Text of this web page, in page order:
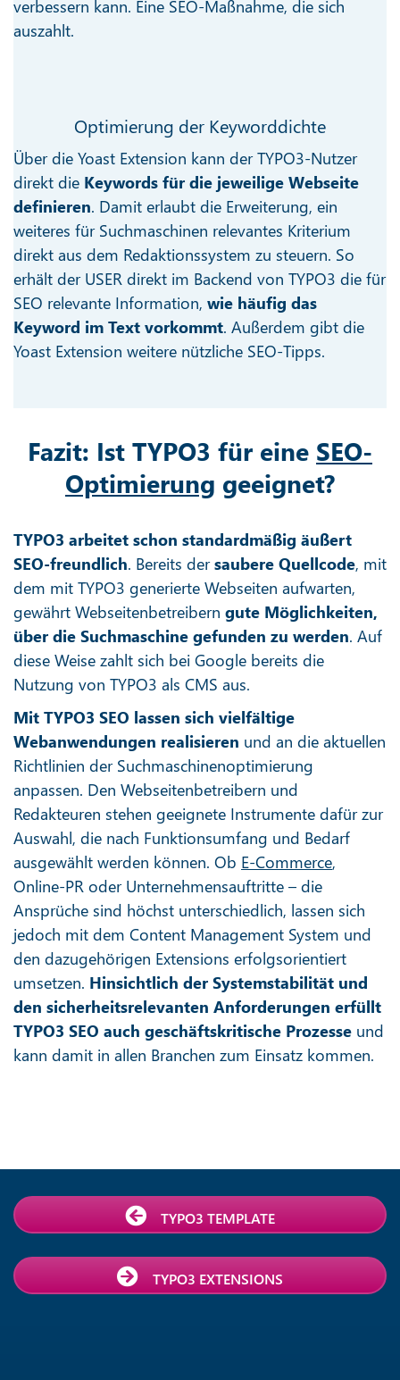
verbessern kann. Eine SEO-Maßnahme, die sich
auszahlt.
Optimierung der Keyworddichte
Über die Yoast Extension kann der TYPO3-Nutzer
direkt die Keywords für die jeweilige Webseite
definieren. Damit erlaubt die Erweiterung, ein
weiteres für Suchmaschinen relevantes Kriterium
direkt aus dem Redaktionssystem zu steuern. So
erhält der USER direkt im Backend von TYPO3 die für
SEO relevante Information, wie häufig das
Keyword im Text vorkommt. Außerdem gibt die
Yoast Extension weitere nützliche SEO-Tipps.
Fazit: Ist TYPO3 für eine SEO-
Optimierung geeignet?
TYPO3 arbeitet schon standardmäßig äußert
SEO-freundlich. Bereits dersaubere Quellcode, mit
dem mit TYPO3 generierte Webseiten aufwarten,
gewährt Webseitenbetreibern gute Möglichkeiten,
über die Suchmaschine gefunden zu werden. Auf
diese Weise zahlt sich bei Google bereits die
Nutzung von TYPO3 als CMS aus.
Mit TYPO3 SEO lassen sich vielfältige
Webanwendungen realisieren und an die aktuellen
Richtlinien der Suchmaschinenoptimierung
anpassen. Den Webseitenbetreibern und
Redakteuren stehen geeignete Instrumente dafür zur
Auswahl, die nach Funktionsumfang und Bedarf
ausgewählt werden können. Ob E-Commerce,
Online-PR oder Unternehmensauftritte – die
Ansprüche sind höchst unterschiedlich, lassen sich
jedoch mit dem Content Management System und
den dazugehörigen Extensions erfolgsorientiert
umsetzen. Hinsichtlich der Systemstabilität und
den sicherheitsrelevanten Anforderungen erfüllt
TYPO3 SEO auch geschäftskritische Prozesse und
kann damit in allen Branchen zum Einsatz kommen.
TYPO3 TEMPLATE
TYPO3 EXTENSIONS